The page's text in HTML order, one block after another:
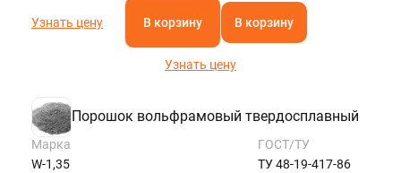
Узнать цену В корзину В корзину
Узнать цену
Порошок вольфрамовый твердосплавный
Марка
W-1,35
ГОСТ/ТУ
ТУ 48-19-417-86